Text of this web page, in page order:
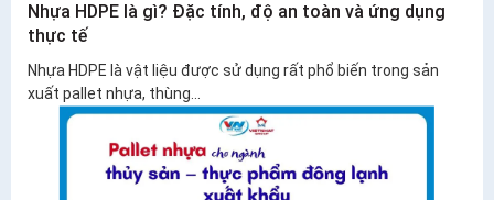
Nhựa HDPE là gì? Đặc tính, độ an toàn và ứng dụng
thực tế
Nhựa HDPE là vật liệu được sử dụng rất phổ biến trong sản
xuất pallet nhựa, thùng...